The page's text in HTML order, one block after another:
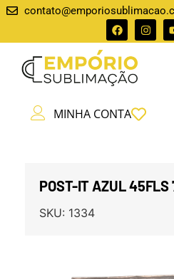
MINHA CONTA
POST-IT AZUL 45FLS
SKU: 1334